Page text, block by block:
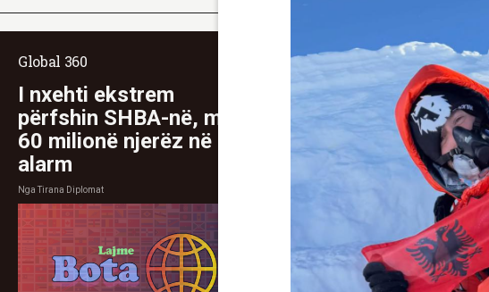
Global 360
I nxehti ekstrem
përfshin SHBA-në, mbi
60 milionë njerëz në
alarm
NgaTirana Diplomat